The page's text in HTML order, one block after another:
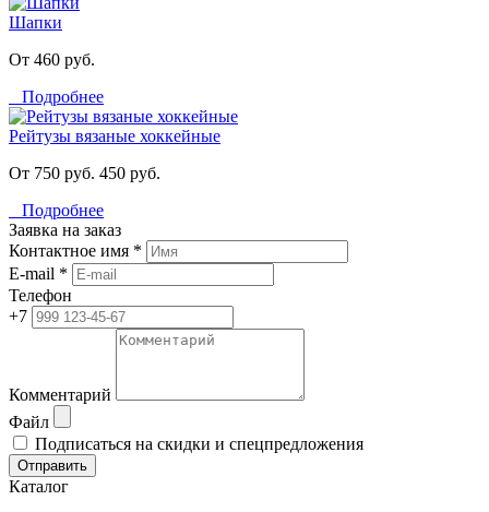
Шапки
От 460 руб.
Подробнее
Рейтузы вязаные хоккейные
От 750 руб. 450 руб.
Подробнее
Заявка на заказ
Контактное имя *
E-mail *
Телефон
+7
Комментарий
Файл
Подписаться на скидки и спецпредложения
Отправить
Каталог